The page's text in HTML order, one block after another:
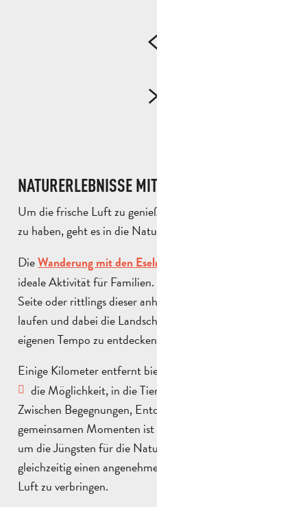
NATURERLEBNISSE MIT KINDERN
Um die frische Luft zu genießen und gleichzeitig Spaß
zu haben, geht es in die Natur!
DieWanderung mit den Eseln von Font de Mai
ideale Aktivität für Familien. Die Kinder lieben es, an der
Seite oder rittlings dieser anhänglichen Gefährten zu
laufen und dabei die Landschaften der Domäne in ihrem
eigenen Tempo zu entdecken.
Einige Kilometer entfernt bietet die
die Möglichkeit, in die Tierwelt einzutauchen.
Zwischen Begegnungen, Entdeckungen und
gemeinsamen Momenten ist dies ein perfekter Ausflug,
um die Jüngsten für die Natur zu sensibilisieren und
gleichzeitig einen angenehmen Moment an der frischen
Luft zu verbringen.